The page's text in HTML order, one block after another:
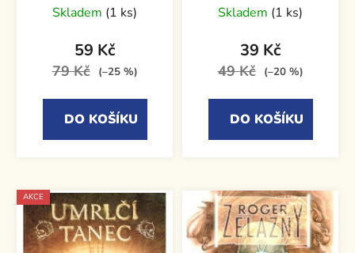
Skladem (1 ks)
59 Kč
79 Kč (–25 %)
DO KOŠÍKU
Skladem (1 ks)
39 Kč
49 Kč (–20 %)
DO KOŠÍKU
AKCE